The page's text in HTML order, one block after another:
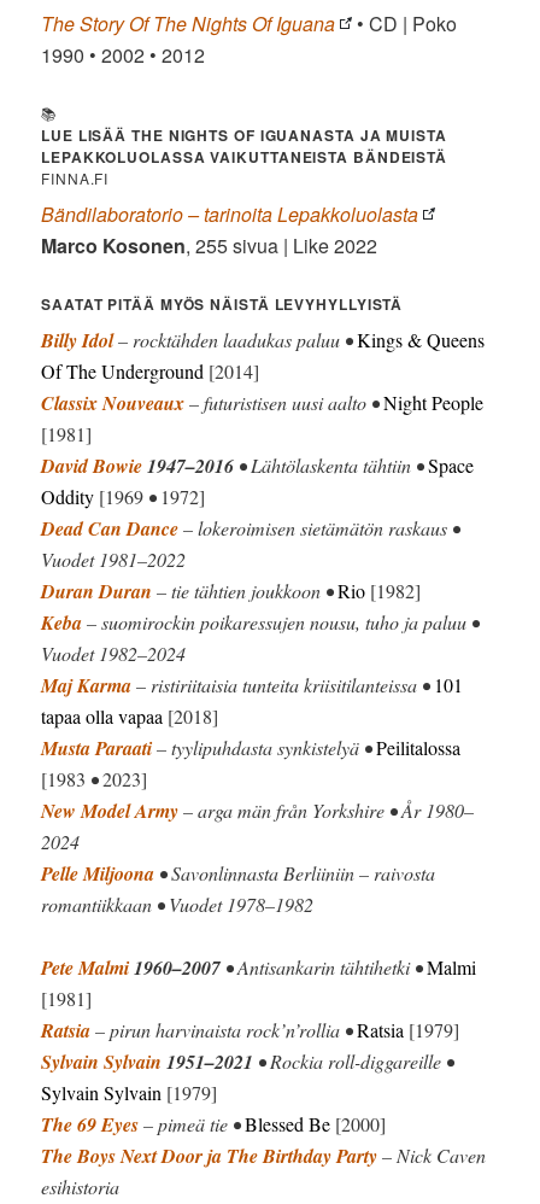
The Story Of The Nights Of Iguana
• CD | Poko
1990 • 2002 • 2012
📚
LUE LISÄÄ THE NIGHTS OF IGUANASTA JA MUISTA
LEPAKKOLUOLASSA VAIKUTTANEISTA BÄNDEISTÄ
FINNA.FI
Bändilaboratorio – tarinoita Lepakkoluolasta
Marco Kosonen, 255 sivua | Like 2022
SAATAT PITÄÄ MYÖS NÄISTÄ LEVYHYLLYISTÄ
Billy Idol– rocktähden laadukas paluu •Kings & Queens
Of The Underground [2014]
Classix Nouveaux– futuristisen uusi aalto •Night People
[1981]
David Bowie1947–2016 • Lähtölaskenta tähtiin •Space
Oddity [1969 • 1972]
Dead Can Dance– lokeroimisen sietämätön raskaus •
Vuodet 1981–2022
Duran Duran – tie tähtien joukkoon •Rio [1982]
Keba– suomirockin poikaressujen nousu, tuho ja paluu •
Vuodet 1982–2024
Maj Karma– ristiriitaisia tunteita kriisitilanteissa • 101
tapaa olla vapaa [2018]
Musta Paraati– tyylipuhdasta synkistelyä •Peilitalossa
[1983 •2023]
New Model Army– arga män från Yorkshire • År 1980–
2024
Pelle Miljoona • Savonlinnasta Berliiniin – raivosta
romantiikkaan • Vuodet 1978–1982
Pete Malmi1960–2007• Antisankarin tähtihetki •Malmi
[1981]
Ratsia– pirun harvinaista rock’n’rollia •Ratsia [1979]
Sylvain Sylvain 1951–2021 • Rockia roll-diggareille •
Sylvain Sylvain [1979]
The 69 Eyes– pimeä tie •Blessed Be [2000]
The Boys Next Door ja The Birthday Party– Nick Caven
esihistoria